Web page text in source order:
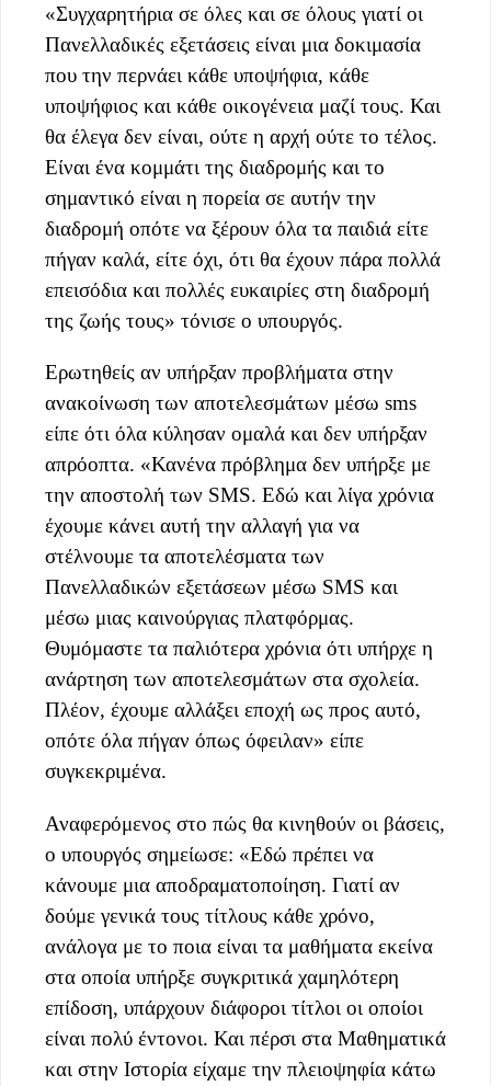
«Συγχαρητήρια σε όλες και σε όλους γιατί οι
Πανελλαδικές εξετάσεις είναι μια δοκιμασία
που την περνάει κάθε υποψήφια, κάθε
υποψήφιος και κάθε οικογένεια μαζί τους. Και
θα έλεγα δεν είναι, ούτε η αρχή ούτε το τέλος.
Είναι ένα κομμάτι της διαδρομής και το
σημαντικό είναι η πορεία σε αυτήν την
διαδρομή οπότε να ξέρουν όλα τα παιδιά είτε
πήγαν καλά, είτε όχι, ότι θα έχουν πάρα πολλά
επεισόδια και πολλές ευκαιρίες στη διαδρομή
της ζωής τους» τόνισε ο υπουργός.
Ερωτηθείς αν υπήρξαν προβλήματα στην
ανακοίνωση των αποτελεσμάτων μέσω sms
είπε ότι όλα κύλησαν ομαλά και δεν υπήρξαν
απρόοπτα. «Κανένα πρόβλημα δεν υπήρξε με
την αποστολή των SMS. Εδώ και λίγα χρόνια
έχουμε κάνει αυτή την αλλαγή για να
στέλνουμε τα αποτελέσματα των
Πανελλαδικών εξετάσεων μέσω SMS και
μέσω μιας καινούργιας πλατφόρμας.
Θυμόμαστε τα παλιότερα χρόνια ότι υπήρχε η
ανάρτηση των αποτελεσμάτων στα σχολεία.
Πλέον, έχουμε αλλάξει εποχή ως προς αυτό,
οπότε όλα πήγαν όπως όφειλαν» είπε
συγκεκριμένα.
Αναφερόμενος στο πώς θα κινηθούν οι βάσεις,
ο υπουργός σημείωσε: «Εδώ πρέπει να
κάνουμε μια αποδραματοποίηση. Γιατί αν
δούμε γενικά τους τίτλους κάθε χρόνο,
ανάλογα με το ποια είναι τα μαθήματα εκείνα
στα οποία υπήρξε συγκριτικά χαμηλότερη
επίδοση, υπάρχουν διάφοροι τίτλοι οι οποίοι
είναι πολύ έντονοι. Και πέρσι στα Μαθηματικά
και στην Ιστορία είχαμε την πλειοψηφία κάτω